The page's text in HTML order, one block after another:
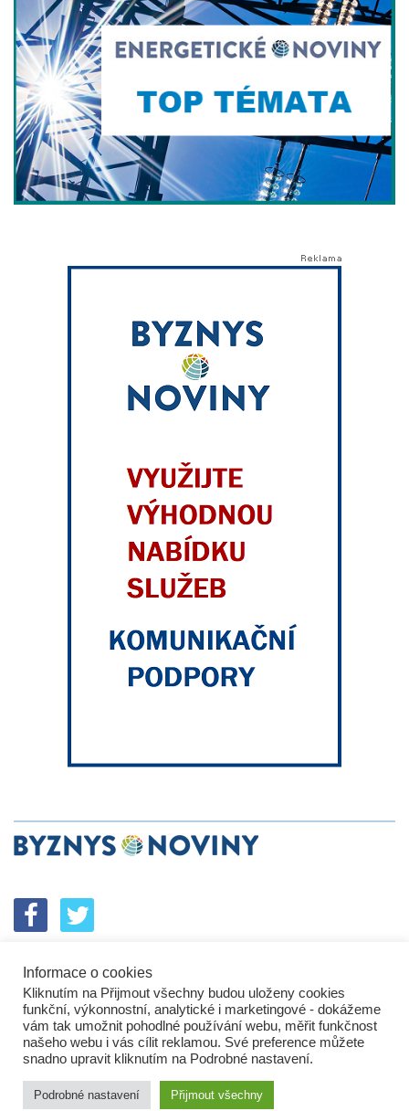
SPOLUPRÁCE PODPORA
ENERGETICKÝ SROVNÁVAČ
KORPORÁTNÍ BROUCI
PROBLÉMY FIREM
KOMUNIKAČNÍ PŘEŠLAPY
NEJHORŠÍ FIRMY
NEJLEPŠÍ FIRMY
IN&S PROJEKTY
SROVNÁVAČ
DEVELOPERSKÁ DYSTOPIE
KOMENTÁŘE
TECH&VĚDA
POLITIKA
PODNIKATELSKÉ NOVINY
HROMADNÝ ŽALOBCE
BUSINESS DAILY
Informace o cookies
Kliknutím na Přijmout všechny budou uloženy cookies
funkční, výkonnostní, analytické i marketingové - dokážeme
vám tak umožnit pohodlné používání webu, měřit funkčnost
našeho webu i vás cílit reklamou. Své preference můžete
snadno upravit kliknutím na Podrobné nastavení.
Podrobné nastavení Přijmout všechny